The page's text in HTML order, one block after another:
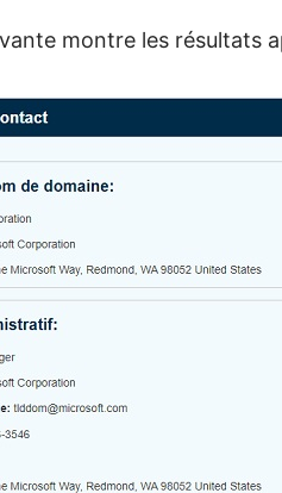
montre les résultats